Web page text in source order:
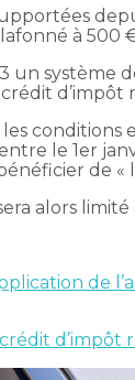
à 500
un système
d’impôt
conditions
le 1er
de «
alors limité
de
d’impôt